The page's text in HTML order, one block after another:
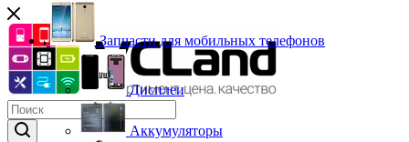
Запчасти для мобильных телефонов
Дисплеи
Аккумуляторы